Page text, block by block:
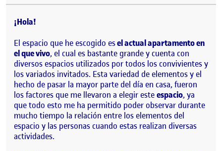
¡Hola!
El espacio que he escogido esel actual apartamento en
el que vivo, el cual es bastante grande y cuenta con
diversos espacios utilizados por todos los convivientes y
los variados invitados. Esta variedad de elementos y el
hecho de pasar la mayor parte del día en casa, fueron
los factores que me llevaron a elegir esteespacio, ya
que todo esto me ha permitido poder observar durante
mucho tiempo la relación entre los elementos del
espacio y las personas cuando estas realizan diversas
actividades.